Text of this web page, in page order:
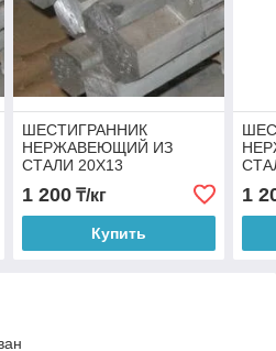
ШЕСТИГРАННИК
НЕРЖАВЕЮЩИЙ ИЗ
СТАЛИ 20Х13
1 200₸/кг
Купить
1